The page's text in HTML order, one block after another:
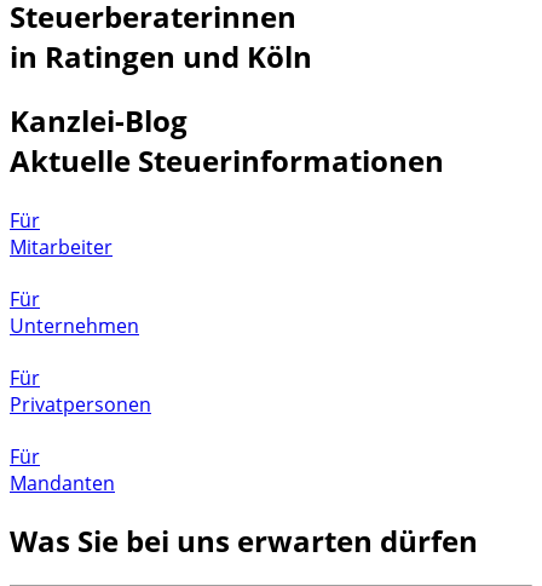
Steuerberaterinnen
in Ratingen und Köln
Kanzlei-Blog
Aktuelle Steuerinformationen
Für
Mitarbeiter
Für
Unternehmen
Für
Privatpersonen
Für
Mandanten
Was Sie bei uns erwarten dürfen